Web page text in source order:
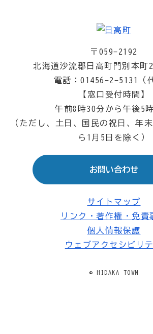
〒059-2192
北海道沙流郡日高町門別本町
電話：01456-2-5131（
【窓口受付時間】
午前8時30分から午後5
（ただし、土日、国民の祝日、年
ら1月5日を除く）
お問い合わせ
サイトマップ
リンク・著作権・免責
個人情報保護
ウェブアクセシビリテ
© HIDAKA TOWN